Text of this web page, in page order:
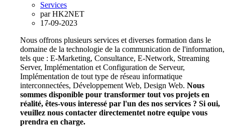
Services
parHK2NET
17-09-2023
Nous offrons plusieurs services et diverses formation dans le
domaine de la technologie de la communication de l'information,
tels que : E-Marketing, Consultance, E-Network, Streaming
Server, Implémentation et Configuration de Serveur,
Implémentation de tout type de réseau informatique
interconnectées, Développement Web, Design Web. Nous
sommes disponible pour transformer tout vos projets en
réalité, êtes-vous interessé par l'un des nos services ? Si oui,
veuillez nous contacter directementet notre equipe vous
prendra en charge.